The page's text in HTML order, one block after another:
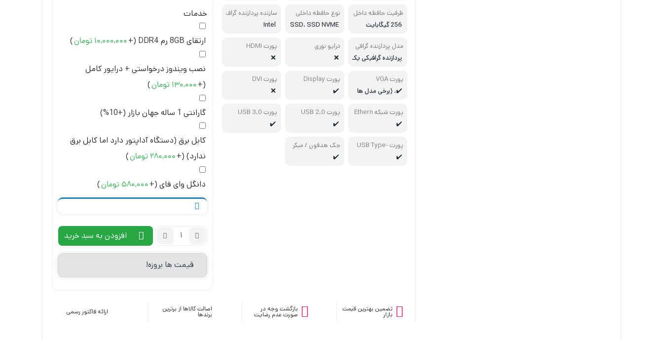
ظرفیت حافظه داخل
ی
256 گیگابایت
نوع حافظه داخلی
SSD، SSD NVME
سازنده پردازنده گراف
یکی
Intel
مدل پردازنده گرافی
کی
پردازنده گرافیکی یک
درایو نوری
❌
پورت HDMI
❌
پورت VGA
✔️، (برخی مدل ها
پورت Display
✔️
پورت DVI
❌
پورت شبکه Ethern
et
✔️
پورت USB 2.0
✔️
پورت USB 3.0
✔️
پورت USB Type-
C
✔️
جک هدفون / میکر
وفن
✔️
خدمات
ارتقای 8GB رم DDR4 (+
10,000,000 تومان)
نصب ویندوز درخواستی + درایور کامل
(+
130,000 تومان)
گارانتی 1 ساله جهان بازار (+10%)
کابل برق (دستگاه آداپتور دارد اما کابل برق
ندارد) (+
280,000 تومان)
دانگل وای فای (+
580,000تومان)
افزودن به سبد خرید
قیمت ها بروزه!
تضمین بهترین قیمت
بازار
بازگشت وجه در
صورت عدم رضایت
اصالت کالاها از برترین
برندها ارائه فاکتور رسمی